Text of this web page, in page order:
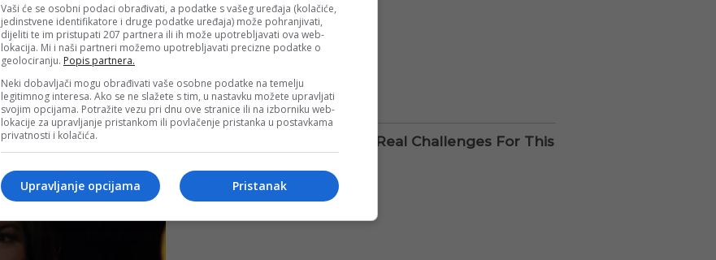
Vaši će se osobni podaci obrađivati, a podatke s vašeg uređaja (kolačiće,
jedinstvene identifikatore i druge podatke uređaja) može pohranjivati,
dijeliti te im pristupati 207 partnera ili ih može upotrebljavati ova web-
lokacija. Mi i naši partneri možemo upotrebljavati precizne podatke o
geolociranju. Popis partnera.
Neki dobavljači mogu obrađivati vaše osobne podatke na temelju
legitimnog interesa. Ako se ne slažete s tim, u nastavku možete upravljati
svojim opcijama. Potražite vezu pri dnu ove stranice ili na izborniku web-
lokacije za upravljanje pristankom ili povlačenje pristanka u postavkama
privatnosti i kolačića.
Pristanak
Upravljanje opcijama